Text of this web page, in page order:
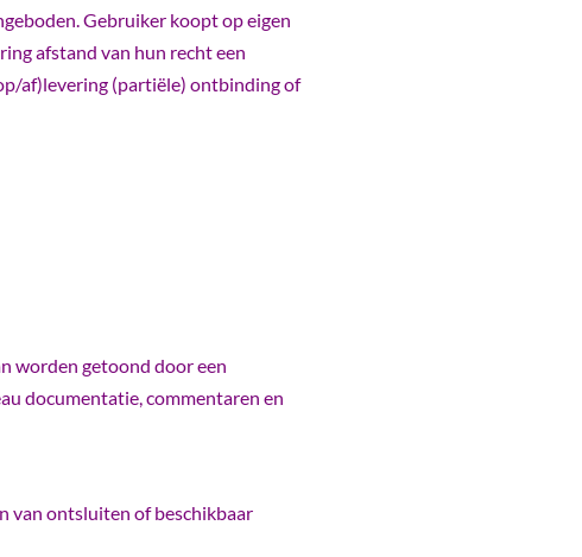
Gebruiker koopt op eigen
afstand van hun recht een
af)levering (partiële) ontbinding of
worden getoond door een
documentatie, commentaren en
van ontsluiten of beschikbaar